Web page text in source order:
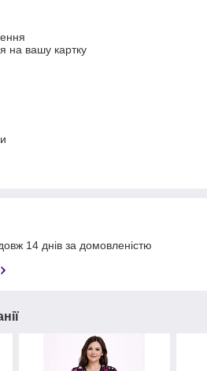
на вашу картку
14 днів за домовленістю